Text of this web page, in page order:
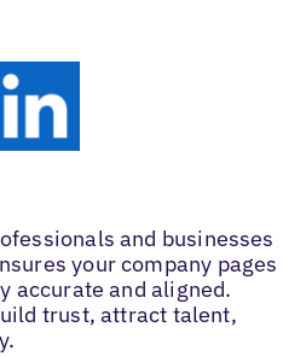
and businesses
your company pages
accurate and aligned.
trust, attract talent,